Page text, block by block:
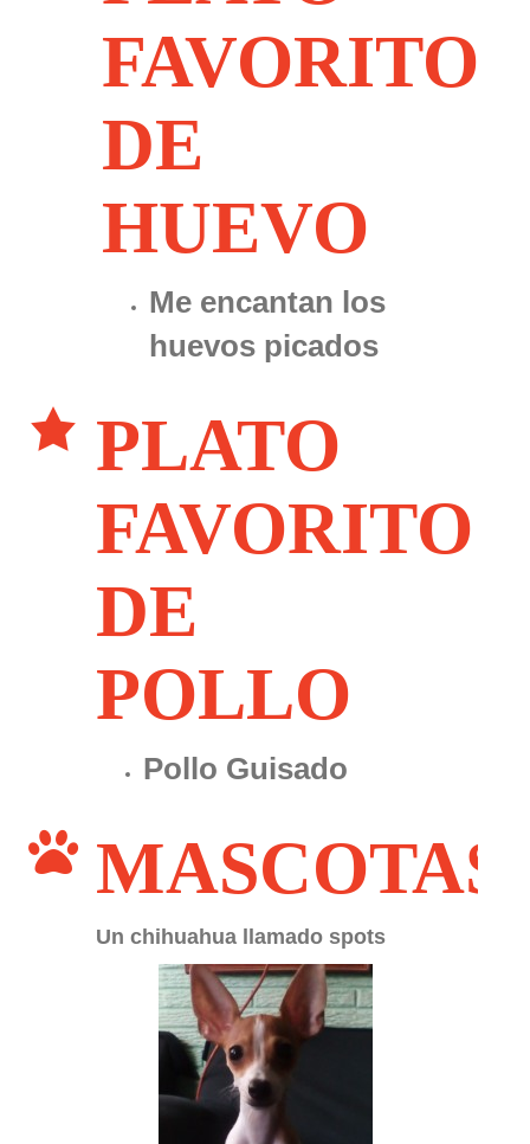
FAVORITO
DE
HUEVO
Me encantan los
huevos picados
PLATO
FAVORITO
DE
POLLO
Pollo Guisado
MASCOTAS
Un chihuahua llamado spots